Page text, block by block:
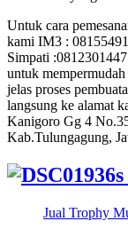
Untuk cara
kami IM3 :
Simpati
untuk
jelas proses
langsung ke alamat
Kanigoro Gg 4
Kab.Tulungagung,
Jual Trophy